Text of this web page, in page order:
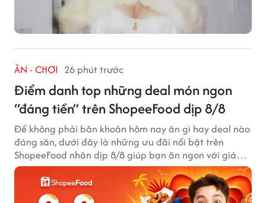
ĂN - CHƠI 26 phút trước
Điểm danh top những deal món ngon
“đáng tiền” trên ShopeeFood dịp 8/8
Để không phải băn khoăn hôm nay ăn gì hay deal nào
đáng săn, dưới đây là những ưu đãi nổi bật trên
ShopeeFood nhân dịp 8/8 giúp bạn ăn ngon với giá
hời mà không cần đắn đo.